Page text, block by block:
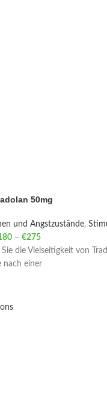
50mg
und Angstzustände,
– €275Price range:
Sie die Vielseitigkeit von
nach einer